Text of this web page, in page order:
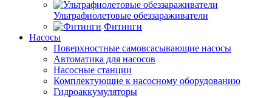
Ультрафиолетовые обеззараживатели
Фитинги
Насосы
Поверхностные самовсасывающие насосы
Автоматика для насосов
Насосные станции
Комплектующие к насосному оборудованию
Гидроаккумуляторы